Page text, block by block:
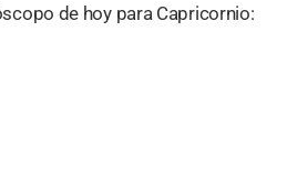
de hoy para Capricornio: